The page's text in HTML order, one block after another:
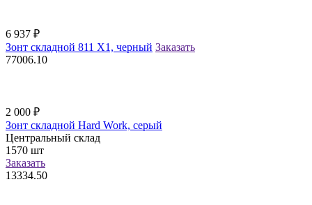
6 937 ₽
Зонт складной 811 X1, черный Заказать
77006.10
2 000 ₽
Зонт складной Hard Work, серый
Центральный склад
1570 шт
Заказать
13334.50